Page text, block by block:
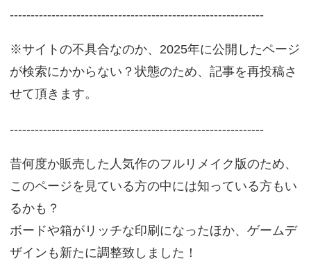
-------------------------------------------------------------
※サイトの不具合なのか、2025年に公開したページ
が検索にかからない？状態のため、記事を再投稿さ
せて頂きます。
-------------------------------------------------------------
昔何度か販売した人気作のフルリメイク版のため、
このページを見ている方の中には知っている方もい
るかも？
ボードや箱がリッチな印刷になったほか、ゲームデ
ザインも新たに調整致しました！